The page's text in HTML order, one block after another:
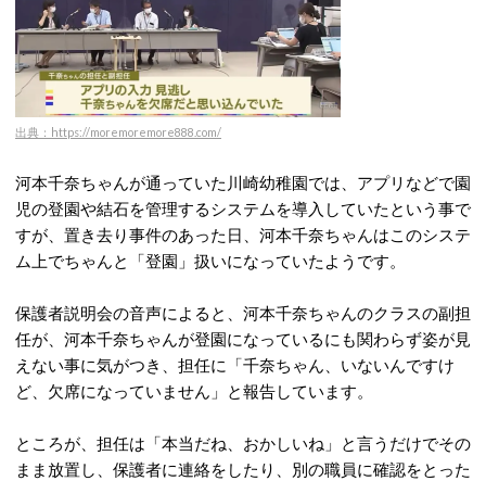
出典：https://moremoremore888.com/
河本千奈ちゃんが通っていた川崎幼稚園では、アプリなどで園
児の登園や結石を管理するシステムを導入していたという事で
すが、置き去り事件のあった日、河本千奈ちゃんはこのシステ
ム上でちゃんと「登園」扱いになっていたようです。
保護者説明会の音声によると、河本千奈ちゃんのクラスの副担
任が、河本千奈ちゃんが登園になっているにも関わらず姿が見
えない事に気がつき、担任に「千奈ちゃん、いないんですけ
ど、欠席になっていません」と報告しています。
ところが、担任は「本当だね、おかしいね」と言うだけでその
まま放置し、保護者に連絡をしたり、別の職員に確認をとった